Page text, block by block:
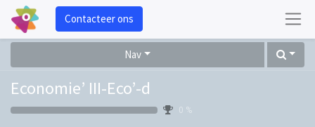
Contacteer ons
Nav
Economie’ III-Eco’-d
0 %